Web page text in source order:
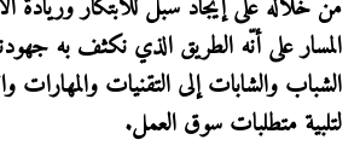
من خلاله على إيجاد سُبل للابتكار وريادة
المسار على أنّه الطريق الذي نكثف به
الشباب والشابات إلى التقنيات والمهارات
لتلبية متطلبات سوق العمل.